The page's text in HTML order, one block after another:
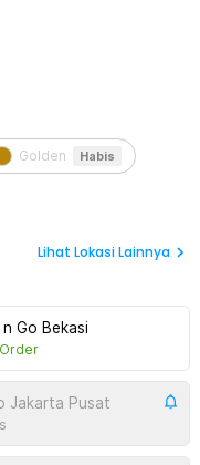
Golden Habis
Lihat Lokasi Lainnya
n Go Bekasi
Jakarta Pusat